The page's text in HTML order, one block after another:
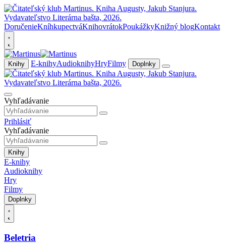
DoručenieKníhkupectváKnihovrátokPoukážkyKnižný blogKontakt
Knihy E-knihyAudioknihyHryFilmy Doplnky
Vyhľadávanie
Prihlásiť
Vyhľadávanie
Knihy
E-knihy
Audioknihy
Hry
Filmy
Doplnky
Beletria